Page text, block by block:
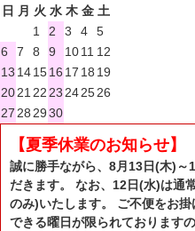
日 月 火 水 木 金 土
1
2 3 4
5
6
7 8 9 1011 12
13 141516 17 18 19
20212223242526
27282930
【夏季休業のお知らせ】
誠に勝手ながら、8月13日(木)～
だきます。 なお、12日(水)は通
のみ)いたします。 ご不便をお
できる曜日が限られております